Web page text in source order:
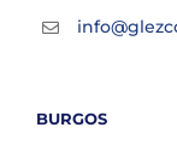
BURGOS